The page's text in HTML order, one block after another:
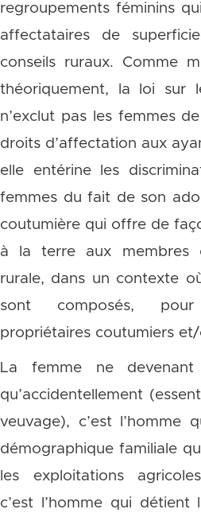
regroupements féminins
affectataires de
conseils ruraux. Comme
théoriquement, la loi sur
n’exclut pas les femmes
droits d’affectation aux
elle entérine les
femmes du fait de son
coutumière qui offre de
à la terre aux membres
rurale, dans un contexte
sont composés, pour
propriétaires coutumiers et/
La femme ne
qu’accidentellement
veuvage), c’est l’homme
démographique familiale
les exploitations
c’est l’homme qui